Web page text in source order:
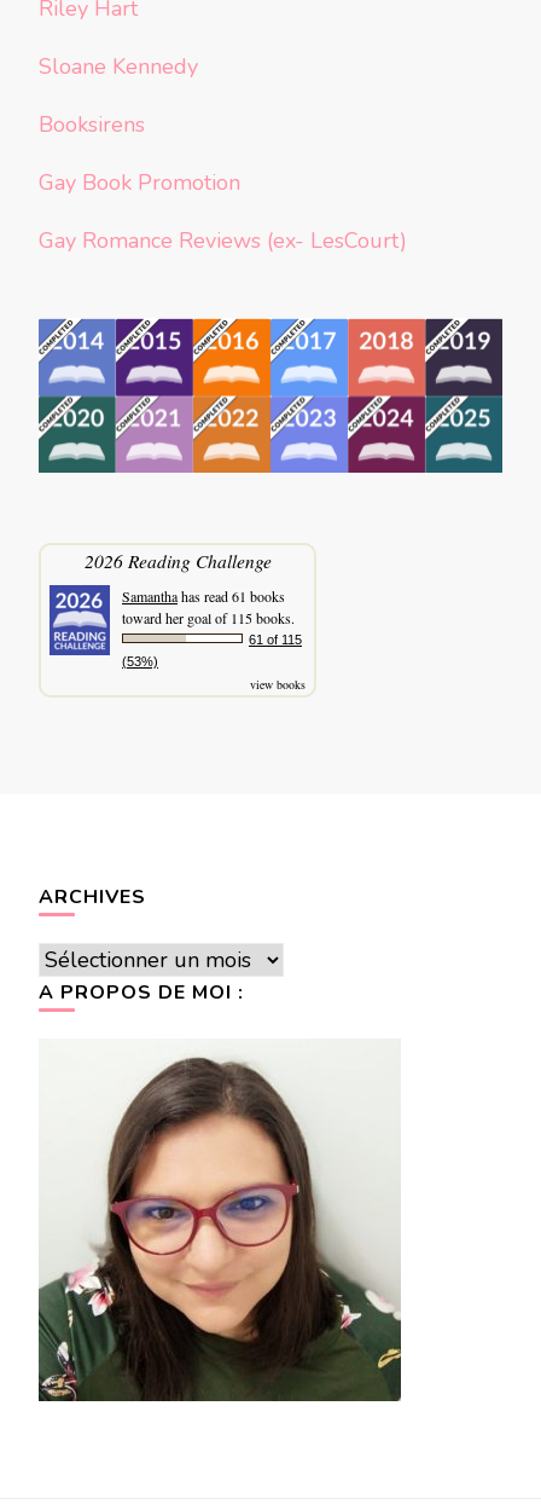
Riley Hart
Sloane Kennedy
Booksirens
Gay Book Promotion
Gay Romance Reviews (ex- LesCourt)
2026 Reading Challenge
Samanthahas read 61 books
toward her goal of 115 books.
61 of 115
(53%)
view books
ARCHIVES
Archives
A PROPOS DE MOI :